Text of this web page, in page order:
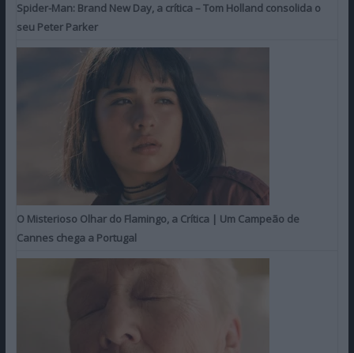
Spider-Man: Brand New Day, a crítica – Tom Holland consolida o
seu Peter Parker
O Misterioso Olhar do Flamingo, a Crítica | Um Campeão de
Cannes chega a Portugal